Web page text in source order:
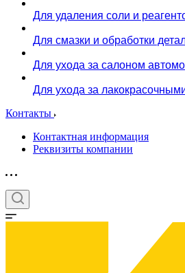
Для удаления соли и
Для смазки и обработки
Для ухода за салоном
Для ухода за
Контакты
Контактная информация
Реквизиты компании